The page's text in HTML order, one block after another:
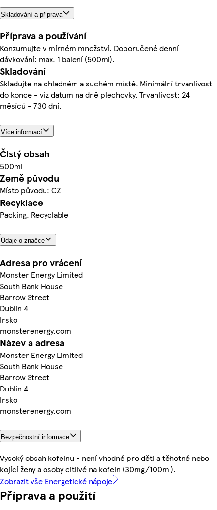
Skladování a příprava
Příprava a používání
Konzumujte v mírném množství. Doporučené denní
dávkování: max. 1 balení (500ml).
Skladování
Skladujte na chladném a suchém místě. Minimální trvanlivost
do konce - viz datum na dně plechovky. Trvanlivost: 24
měsíců - 730 dní.
Více informací
Čistý obsah
500ml
Země původu
Místo původu: CZ
Recyklace
Packing. Recyclable
Údaje o značce
Adresa pro vrácení
Monster Energy Limited
South Bank House
Barrow Street
Dublin 4
Irsko
monsterenergy.com
Název a adresa
Monster Energy Limited
South Bank House
Barrow Street
Dublin 4
Irsko
monsterenergy.com
Bezpečnostní informace
Vysoký obsah kofeinu - není vhodné pro děti a těhotné nebo
kojící ženy a osoby citlivé na kofein (30mg/100ml).
Zobrazit vše Energetické nápoje
Příprava a použití